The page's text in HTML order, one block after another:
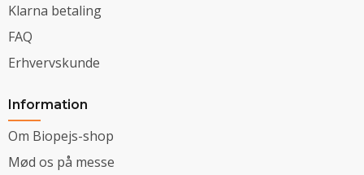
Klarna betaling
FAQ
Erhvervskunde
Information
Om Biopejs-shop
Mød os på messe